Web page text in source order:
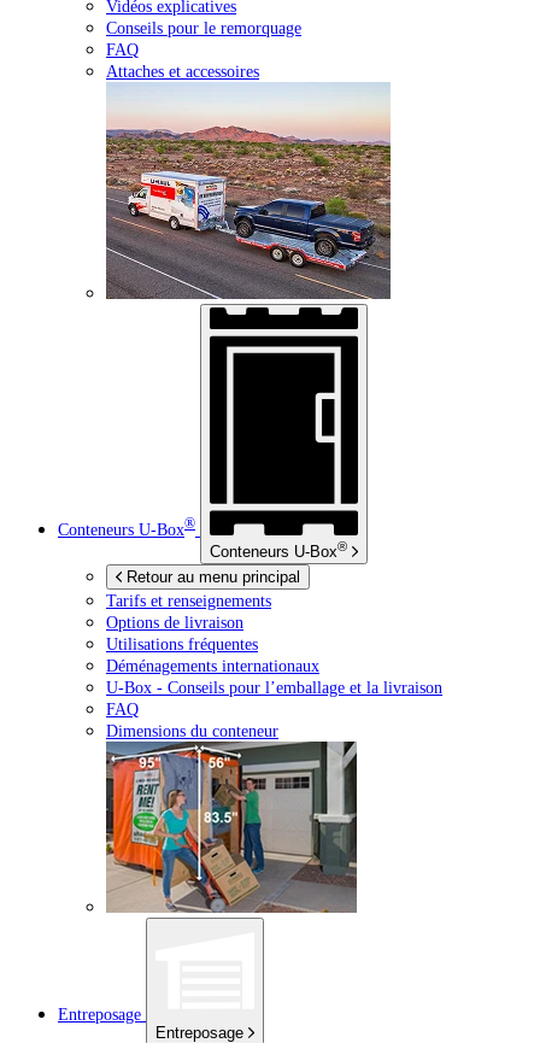
Vidéos explicatives
Conseils pour le remorquage
FAQ
Attaches et accessoires
Conteneurs U-Box®
Conteneurs U-Box®
Retour au menu principal
Tarifs et renseignements
Options de livraison
Utilisations fréquentes
Déménagements internationaux
U-Box - Conseils pour l’emballage et la livraison
FAQ
Dimensions du conteneur
Entreposage
Entreposage